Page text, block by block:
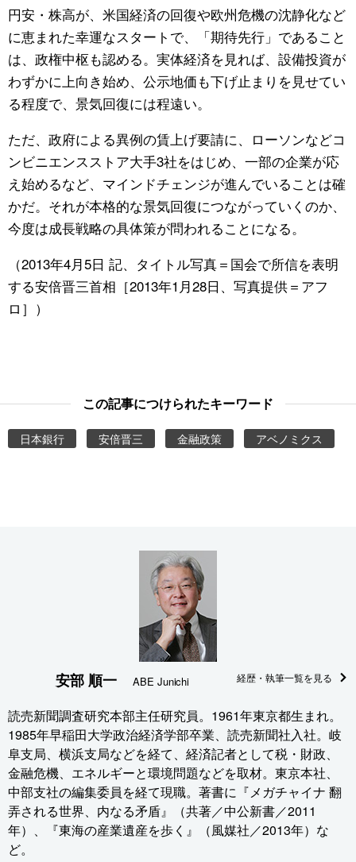
円安・株高が、米国経済の回復や欧州危機の沈静化など
に恵まれた幸運なスタートで、「期待先行」であること
は、政権中枢も認める。実体経済を見れば、設備投資が
わずかに上向き始め、公示地価も下げ止まりを見せてい
る程度で、景気回復には程遠い。
ただ、政府による異例の賃上げ要請に、ローソンなどコ
ンビニエンスストア大手3社をはじめ、一部の企業が応
え始めるなど、マインドチェンジが進んでいることは確
かだ。それが本格的な景気回復につながっていくのか、
今度は成長戦略の具体策が問われることになる。
（2013年4月5日 記、タイトル写真＝国会で所信を表明
する安倍晋三首相［2013年1月28日、写真提供＝アフ
ロ］）
この記事につけられたキーワード
日本銀行 安倍晋三 金融政策 アベノミクス
安部 順一 ABE Junichi 経歴・執筆一覧を見る
読売新聞調査研究本部主任研究員。1961年東京都生まれ。
1985年早稲田大学政治経済学部卒業、読売新聞社入社。岐
阜支局、横浜支局などを経て、経済記者として税・財政、
金融危機、エネルギーと環境問題などを取材。東京本社、
中部支社の編集委員を経て現職。著書に『メガチャイナ 翻
弄される世界、内なる矛盾』（共著／中公新書／2011
年）、『東海の産業遺産を歩く』（風媒社／2013年）な
ど。